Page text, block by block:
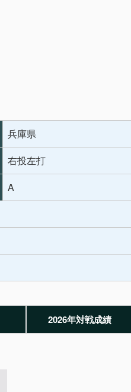
兵庫県
右投左打
A
2026年対戦成績